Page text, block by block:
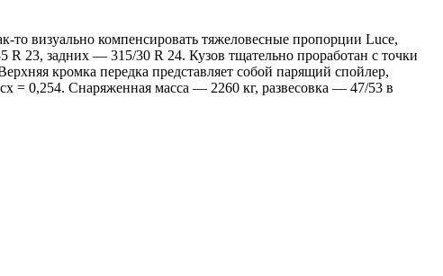
визуально компенсировать тяжеловесные пропорции Luce,
23, задних — 315/30 R 24. Кузов тщательно проработан с точки
кромка передка представляет собой парящий спойлер,
= 0,254. Снаряженная масса — 2260 кг, развесовка — 47/53 в